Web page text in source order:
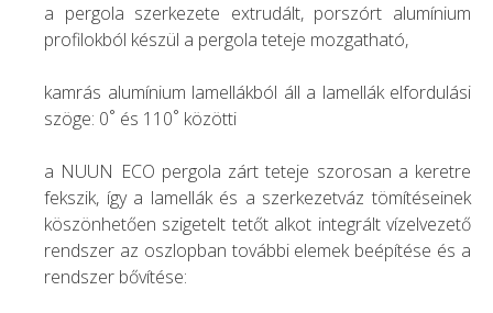
a pergola szerkezete extrudált, porszórt alumínium
profilokból készül a pergola teteje mozgatható,
kamrás alumínium lamellákból áll a lamellák elfordulási
szöge: 0˚ és 110˚ közötti
a NUUN ECO pergola zárt teteje szorosan a keretre
fekszik, így a lamellák és a szerkezetváz tömítéseinek
köszönhetően szigetelt tetőt alkot integrált vízelvezető
rendszer az oszlopban további elemek beépítése és a
rendszer bővítése: